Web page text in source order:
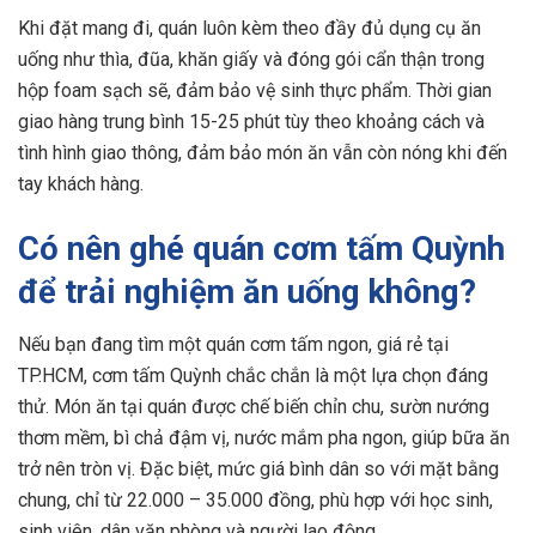
Khi đặt mang đi, quán luôn kèm theo đầy đủ dụng cụ ăn
uống như thìa, đũa, khăn giấy và đóng gói cẩn thận trong
hộp foam sạch sẽ, đảm bảo vệ sinh thực phẩm. Thời gian
giao hàng trung bình 15-25 phút tùy theo khoảng cách và
tình hình giao thông, đảm bảo món ăn vẫn còn nóng khi đến
tay khách hàng.
Có nên ghé quán cơm tấm Quỳnh
để trải nghiệm ăn uống không?
Nếu bạn đang tìm một quán cơm tấm ngon, giá rẻ tại
TP.HCM, cơm tấm Quỳnh chắc chắn là một lựa chọn đáng
thử. Món ăn tại quán được chế biến chỉn chu, sườn nướng
thơm mềm, bì chả đậm vị, nước mắm pha ngon, giúp bữa ăn
trở nên tròn vị. Đặc biệt, mức giá bình dân so với mặt bằng
chung, chỉ từ 22.000 – 35.000 đồng, phù hợp với học sinh,